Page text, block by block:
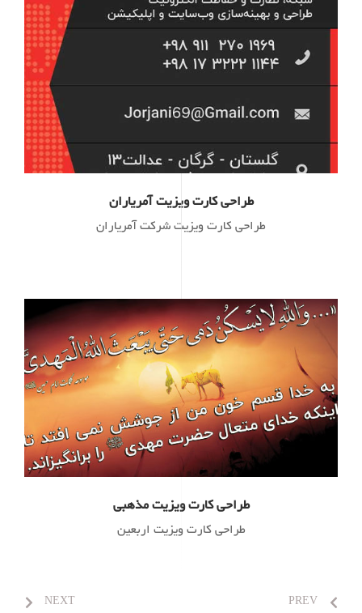
طراحی کارت ویزیت آمریاران
طراحی کارت ویزیت شرکت آمریاران
طراحی کارت ویزیت مذهبی
طراحی کارت ویزیت اربعین
PREV
NEXT